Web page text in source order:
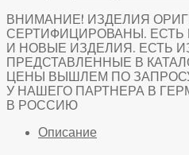
ВНИМАНИЕ! ИЗДЕЛИЯ
СЕРТИФИЦИРОВАНЫ. ЕСТЬ
И НОВЫЕ ИЗДЕЛИЯ. ЕСТЬ
ПРЕДСТАВЛЕННЫЕ В
ЦЕНЫ ВЫШЛЕМ ПО
У НАШЕГО ПАРТНЕРА В
В РОССИЮ
Описание